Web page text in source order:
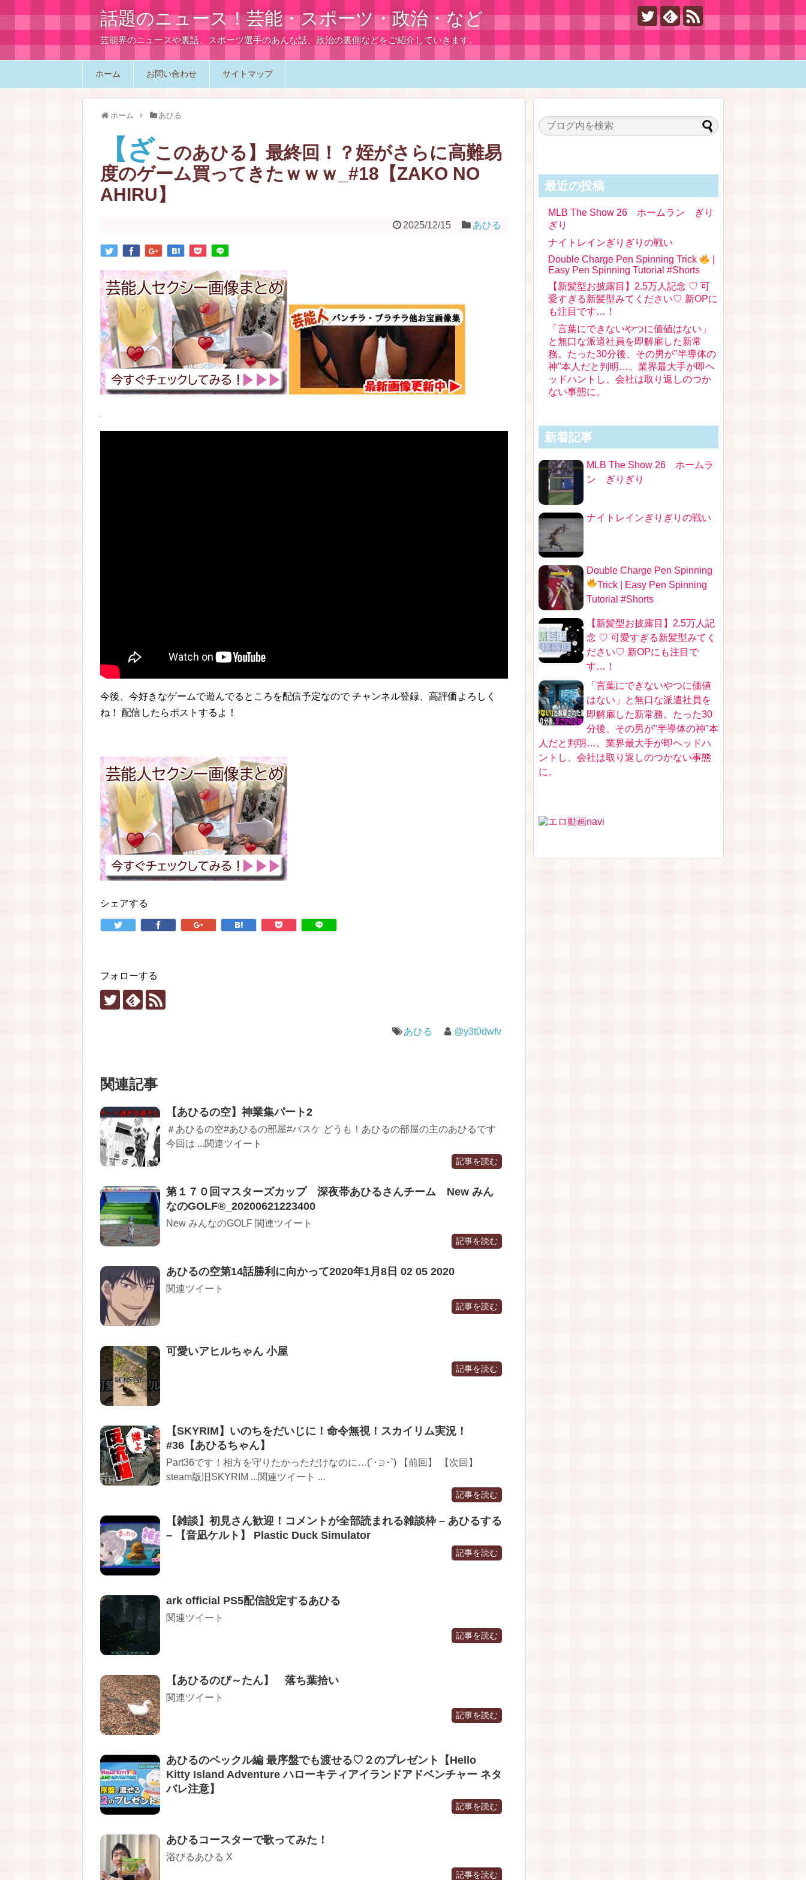
話題のニュース！芸能・スポーツ・政治・など
芸能界のニュースや裏話、スポーツ選手のあんな話、政治の裏側などをご紹介していきます。
ホーム お問い合わせ サイトマップ
ホーム あひる
【ざこのあひる】最終回！？姪がさらに高難易
度のゲーム買ってきたｗｗｗ_#18【ZAKO NO
AHIRU】
2025/12/15 あひる
今後、今好きなゲームで遊んでるところを配信予定なので チャンネル登録、高評価よろしく
ね！ 配信したらポストするよ！
シェアする
フォローする
あひる @y3t0dwfv
関連記事
【あひるの空】神業集パート2
＃あひるの空#あひるの部屋#バスケ どうも！あひるの部屋の主のあひるです
今回は ...関連ツイート
記事を読む
第１７０回マスターズカップ 深夜帯あひるさんチーム New みん
なのGOLF®_20200621223400
New みんなのGOLF 関連ツイート
記事を読む
あひるの空第14話勝利に向かって2020年1月8日 02 05 2020
関連ツイート
記事を読む
可愛いアヒルちゃん 小屋
記事を読む
【SKYRIM】いのちをだいじに！命令無視！スカイリム実況！
#36【あひるちゃん】
Part36です！相方を守りたかっただけなのに…(´･∋･`) 【前回】 【次回】
steam版旧SKYRIM ...関連ツイート ...
記事を読む
【雑談】初見さん歓迎！コメントが全部読まれる雑談枠 – あひるする
– 【音凪ケルト】 Plastic Duck Simulator
記事を読む
ark official PS5配信設定するあひる
関連ツイート
記事を読む
【あひるのぴ～たん】 落ち葉拾い
関連ツイート
記事を読む
あひるのペックル編 最序盤でも渡せる♡２のプレゼント【Hello
Kitty Island Adventure ハローキティアイランドアドベンチャー ネタ
バレ注意】
記事を読む
あひるコースターで歌ってみた！
浴びるあひる X
記事を読む
最近の投稿
MLB The Show 26 ホームラン ぎり
ぎり
ナイトレインぎりぎりの戦い
Double Charge Pen Spinning Trick
Easy Pen Spinning Tutorial #Shorts
【新髪型お披露目】2.5万人記念 ♡ 可
愛すぎる新髪型みてください♡ 新OPに
も注目です…！
「言葉にできないやつに価値はない」
と無口な派遣社員を即解雇した新常
務。たった30分後、その男が"半導体の
神"本人だと判明…。業界最大手が即ヘ
ッドハントし、会社は取り返しのつか
ない事態に。
新着記事
MLB The Show 26 ホームラ
ン ぎりぎり
ナイトレインぎりぎりの戦い
Double Charge Pen Spinning
Trick
| Easy Pen Spinning
Tutorial #Shorts
【新髪型お披露目】2.5万人記
念 ♡ 可愛すぎる新髪型みてく
ださい♡ 新OPにも注目で
す…！
「言葉にできないやつに価値
はない」と無口な派遣社員を
即解雇した新常務。たった30
分後、その男が"半導体の神"本
人だと判明…。業界最大手が即ヘッドハ
ントし、会社は取り返しのつかない事態
に。